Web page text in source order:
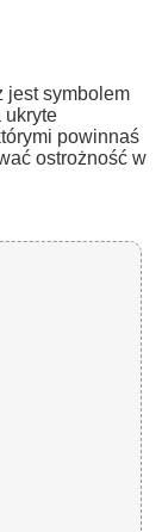
jest symbolem
ukryte
powinnaś
ostrożność w